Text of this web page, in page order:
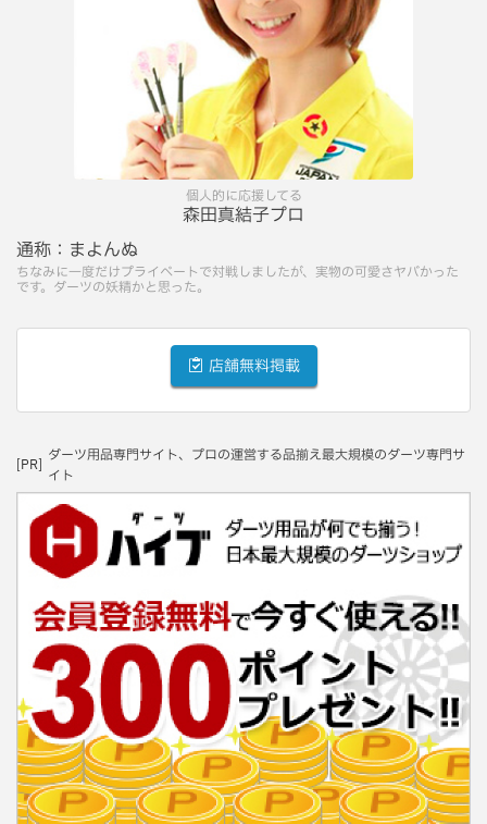
個人的に応援してる
森田真結子プロ
通称： まよんぬ
ちなみに一度だけプライベートで対戦しましたが、実物の可愛さヤバかった
です。ダーツの妖精かと思った。
店舗無料掲載
[PR]
ダーツ用品専門サイト、プロの運営する品揃え最大規模のダーツ専門サ
イト